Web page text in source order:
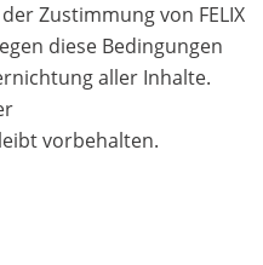
Zustimmung von FELIX
diese Bedingungen
aller Inhalte.
vorbehalten.